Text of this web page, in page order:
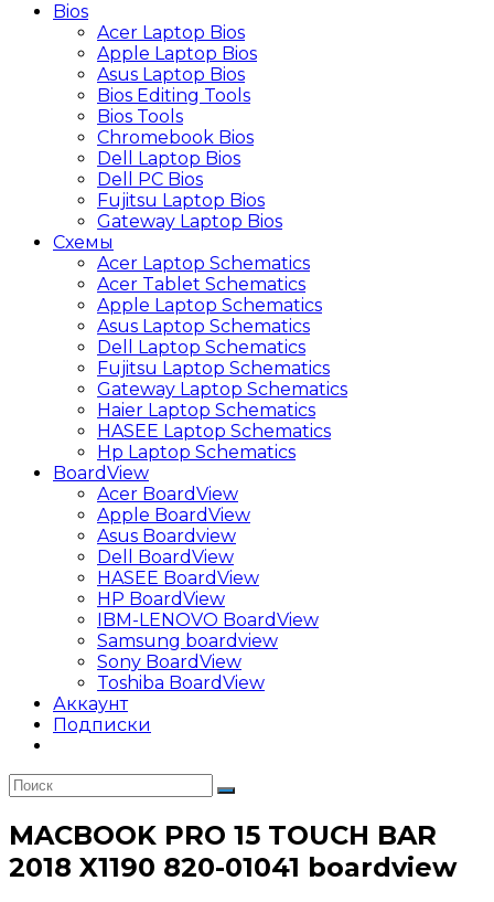
Bios
Acer Laptop Bios
Apple Laptop Bios
Asus Laptop Bios
Bios Editing Tools
Bios Tools
Chromebook Bios
Dell Laptop Bios
Dell PC Bios
Fujitsu Laptop Bios
Gateway Laptop Bios
Схемы
Acer Laptop Schematics
Acer Tablet Schematics
Apple Laptop Schematics
Asus Laptop Schematics
Dell Laptop Schematics
Fujitsu Laptop Schematics
Gateway Laptop Schematics
Haier Laptop Schematics
HASEE Laptop Schematics
Hp Laptop Schematics
BoardView
Acer BoardView
Apple BoardView
Asus Boardview
Dell BoardView
HASEE BoardView
HP BoardView
IBM-LENOVO BoardView
Samsung boardview
Sony BoardView
Toshiba BoardView
Аккаунт
Подписки
MACBOOK PRO 15 TOUCH BAR
2018 X1190 820-01041 boardview